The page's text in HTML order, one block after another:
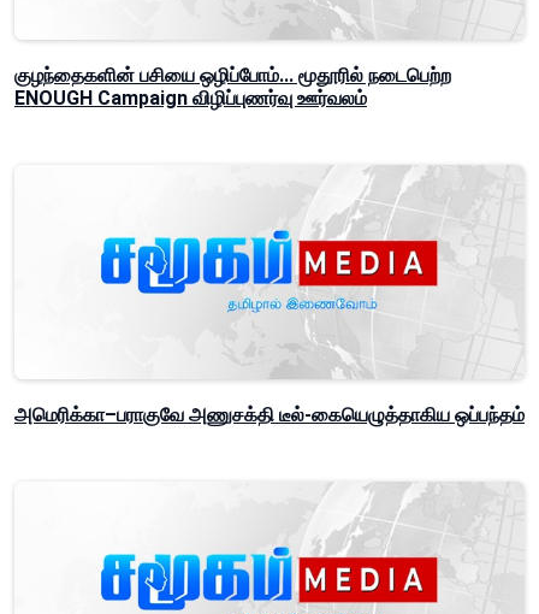
குழந்தைகளின் பசியை ஒழிப்போம்... மூதூரில் நடைபெற்ற
ENOUGH Campaign விழிப்புணர்வு ஊர்வலம்
அமெரிக்கா–பராகுவே அணுசக்தி டீல்-கையெழுத்தாகிய ஒப்பந்தம்